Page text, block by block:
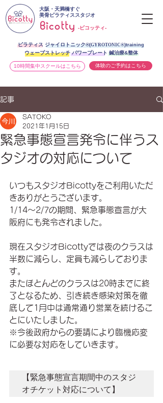
ピラティス ジャイロトニック®︎(GYROTONIC®)training
ウェーブストレッチ パワープレート 鍼治療&整体
10時間集中スクールはこちら 体験のご予約はこちら
大阪・天満橋すぐ
美骨ピラティススタジオ
-ビコッティ-
記事
緊急事態宣言発令に伴うス
タジオの対応について
SATOKO
2021年1月15日
いつもスタジオBicottyをご利用いただ
きありがとうございます。
1/14〜2/7の期間、緊急事態宣言が大
阪府にも発令されました。
現在スタジオBicottyでは夜のクラスは
半数に減らし、定員も減らしておりま
す。
またほとんどのクラスは20時までに終
了となるため、引き続き感染対策を徹
底して1月中は通常通り営業を続けるこ
とにいたしました。
※今後政府からの要請により臨機応変
に必要な対応をしていきます。
【緊急事態宣言期間中のスタジ
オチケット対応について】